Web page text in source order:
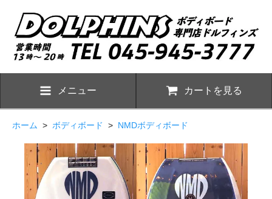
メニュー カートを見る
ホーム > ボディボード > NMDボディボード